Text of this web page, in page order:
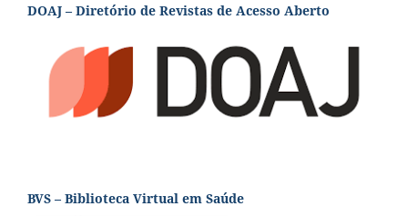
DOAJ – Diretório de Revistas de Acesso Aberto
BVS – Biblioteca Virtual em Saúde